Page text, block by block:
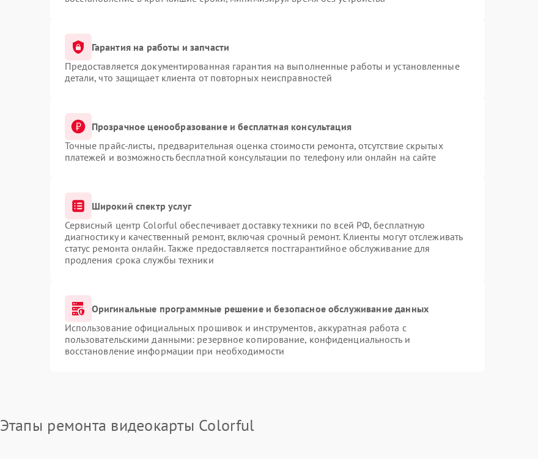
Гарантия на работы и запчасти
Предоставляется документированная гарантия на выполненные работы и установленные
детали, что защищает клиента от повторных неисправностей
Прозрачное ценообразование и бесплатная консультация
Точные прайс-листы, предварительная оценка стоимости ремонта, отсутствие скрытых
платежей и возможность бесплатной консультации по телефону или онлайн на сайте
Широкий спектр услуг
Сервисный центр Colorful обеспечивает доставку техники по всей РФ, бесплатную
диагностику и качественный ремонт, включая срочный ремонт. Клиенты могут отслеживать
статус ремонта онлайн. Также предоставляется постгарантийное обслуживание для
продления срока службы техники
Оригинальные программные решение и безопасное обслуживание данных
Использование официальных прошивок и инструментов, аккуратная работа с
пользовательскими данными: резервное копирование, конфиденциальность и
восстановление информации при необходимости
Этапы ремонта видеокарты Colorful